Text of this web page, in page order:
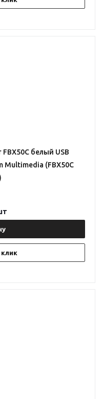
белый USB
Multimedia (FBX50C
клик